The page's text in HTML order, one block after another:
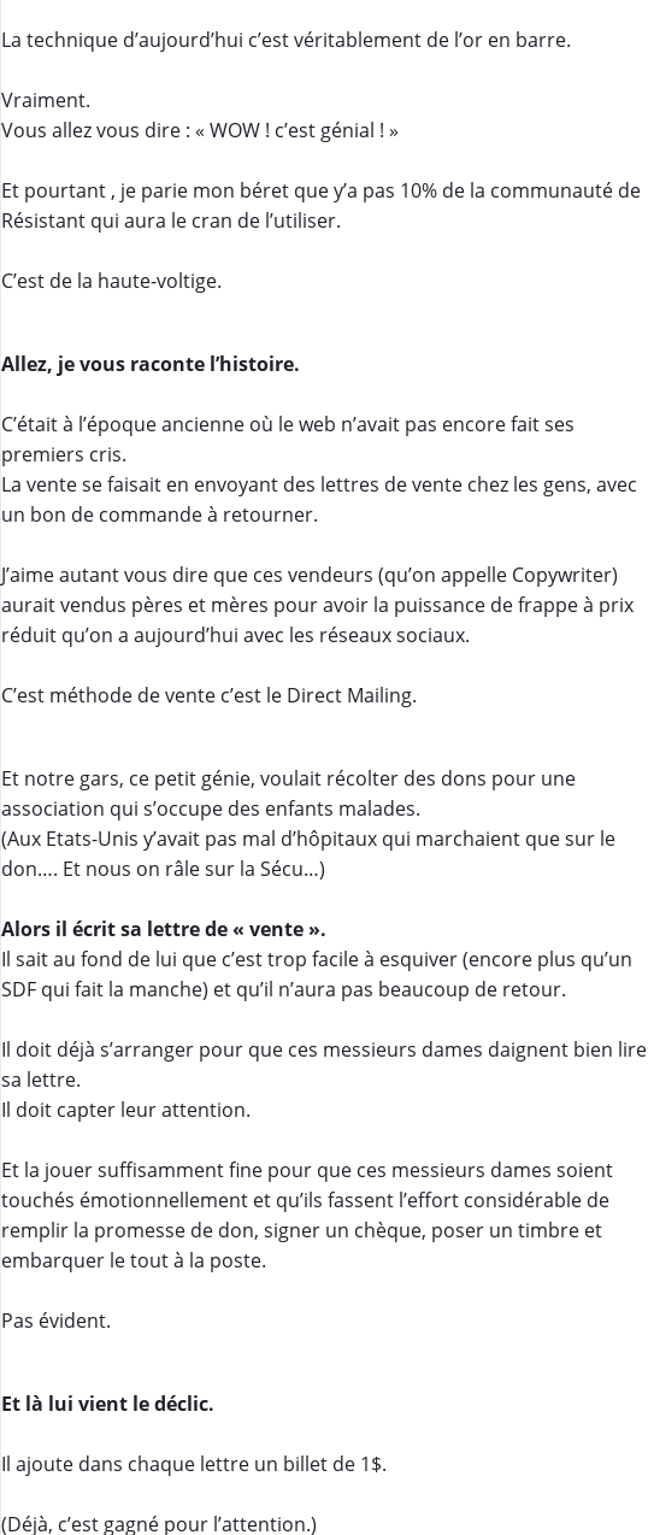
La technique d’aujourd’hui c’est véritablement de l’or en barre.
Vraiment.
Vous allez vous dire : « WOW ! c’est génial ! »
Et pourtant , je parie mon béret que y’a pas 10% de la communauté de
Résistant qui aura le cran de l’utiliser.
C’est de la haute-voltige.
Allez, je vous raconte l’histoire.
C’était à l’époque ancienne où le web n’avait pas encore fait ses
premiers cris.
La vente se faisait en envoyant des lettres de vente chez les gens, avec
un bon de commande à retourner.
J’aime autant vous dire que ces vendeurs (qu’on appelle Copywriter)
aurait vendus pères et mères pour avoir la puissance de frappe à prix
réduit qu’on a aujourd’hui avec les réseaux sociaux.
C’est méthode de vente c’est le Direct Mailing.
Et notre gars, ce petit génie, voulait récolter des dons pour une
association qui s’occupe des enfants malades.
(Aux Etats-Unis y’avait pas mal d’hôpitaux qui marchaient que sur le
don…. Et nous on râle sur la Sécu…)
Alors il écrit sa lettre de « vente ».
Il sait au fond de lui que c’est trop facile à esquiver (encore plus qu’un
SDF qui fait la manche) et qu’il n’aura pas beaucoup de retour.
Il doit déjà s’arranger pour que ces messieurs dames daignent bien lire
sa lettre.
Il doit capter leur attention.
Et la jouer suffisamment fine pour que ces messieurs dames soient
touchés émotionnellement et qu’ils fassent l’effort considérable de
remplir la promesse de don, signer un chèque, poser un timbre et
embarquer le tout à la poste.
Pas évident.
Et là lui vient le déclic.
Il ajoute dans chaque lettre un billet de 1$.
(Déjà, c’est gagné pour l’attention.)